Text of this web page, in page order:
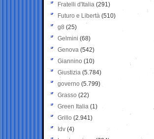
Fratelli d'Italia (291)
Futuro e Libertà (510)
g8 (25)
Gelmini (68)
Genova (542)
Giannino (10)
Giustizia (5.784)
governo (5.799)
Grasso (22)
Green Italia (1)
Grillo (2.941)
Idv (4)